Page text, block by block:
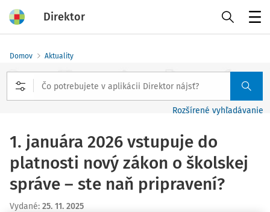
Direktor
Domov Aktuality
Rozšírené vyhľadávanie
1. januára 2026 vstupuje do
platnosti nový zákon o školskej
správe – ste naň pripravení?
Vydané: 25. 11. 2025